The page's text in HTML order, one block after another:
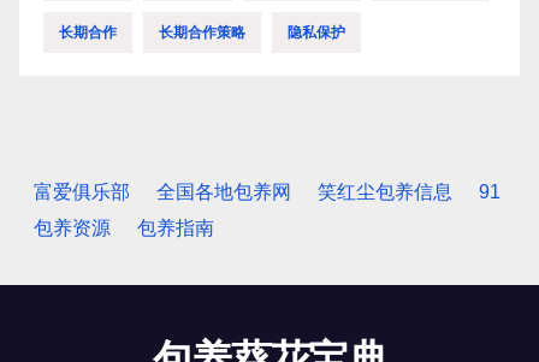
长期合作 长期合作策略 隐私保护
富爱俱乐部 全国各地包养网 笑红尘包养信息
91
包养资源
包养指南